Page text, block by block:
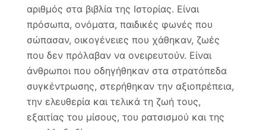
αριθμός στα βιβλία της Ιστορίας. Είναι
πρόσωπα, ονόματα, παιδικές φωνές που
σώπασαν, οικογένειες που χάθηκαν, ζωές
που δεν πρόλαβαν να ονειρευτούν. Είναι
άνθρωποι που οδηγήθηκαν στα στρατόπεδα
συγκέντρωσης, στερήθηκαν την αξιοπρέπεια,
την ελευθερία και τελικά τη ζωή τους,
εξαιτίας του μίσους, του ρατσισμού και της